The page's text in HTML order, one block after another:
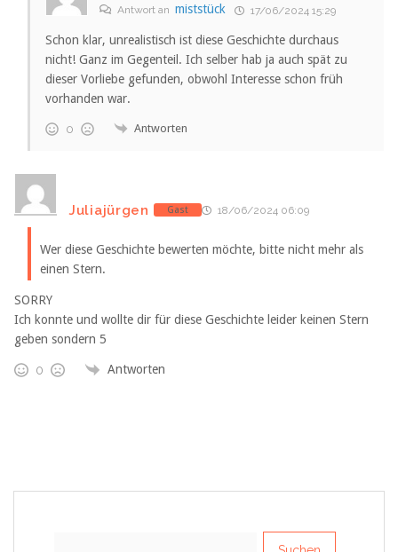
Antwort an miststück 17/06/2024 15:29
Schon klar, unrealistisch ist diese Geschichte durchaus
nicht! Ganz im Gegenteil. Ich selber hab ja auch spät zu
dieser Vorliebe gefunden, obwohl Interesse schon früh
vorhanden war.
0 Antworten
Juliajürgen Gast 18/06/2024 06:09
Wer diese Geschichte bewerten möchte, bitte nicht mehr als
einen Stern.
SORRY
Ich konnte und wollte dir für diese Geschichte leider keinen Stern
geben sondern 5
0 Antworten